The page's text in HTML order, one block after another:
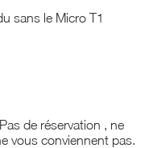
sans le Micro T1
de réservation , ne
vous conviennent pas.